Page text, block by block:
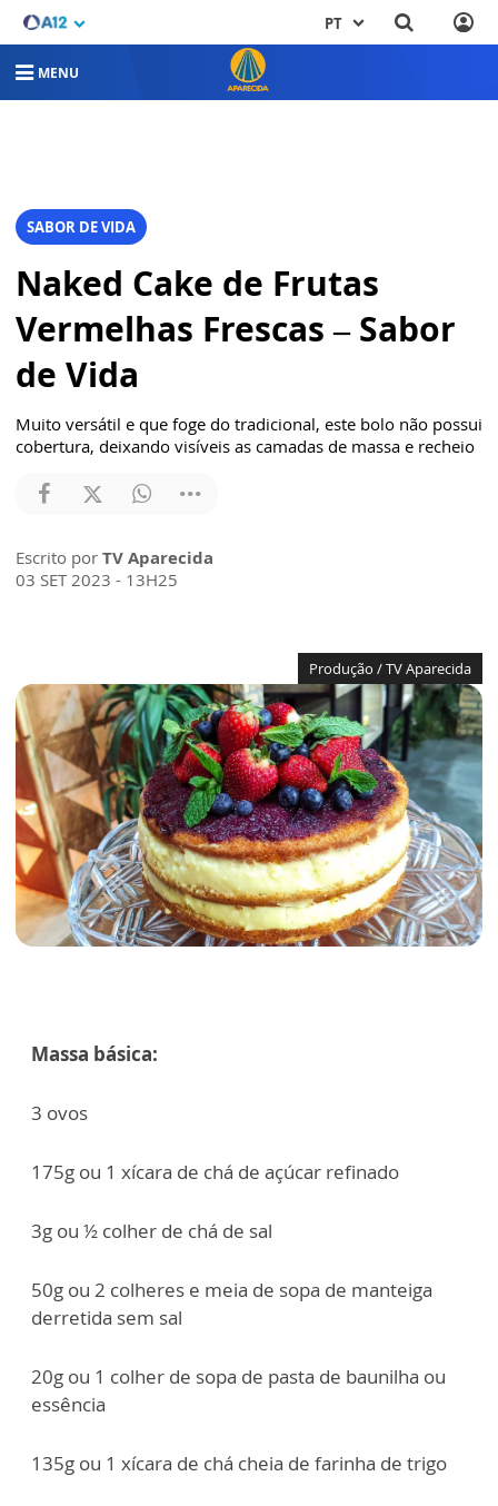
PT
MENU
SABOR DE VIDA
Naked Cake de Frutas
Vermelhas Frescas – Sabor
de Vida
Muito versátil e que foge do tradicional, este bolo não possui
cobertura, deixando visíveis as camadas de massa e recheio
Escrito por TV Aparecida
03 SET 2023 - 13H25
Produção / TV Aparecida
Massa básica:
3 ovos
175g ou 1 xícara de chá de açúcar refinado
3g ou ½ colher de chá de sal
50g ou 2 colheres e meia de sopa de manteiga
derretida sem sal
20g ou 1 colher de sopa de pasta de baunilha ou
essência
135g ou 1 xícara de chá cheia de farinha de trigo